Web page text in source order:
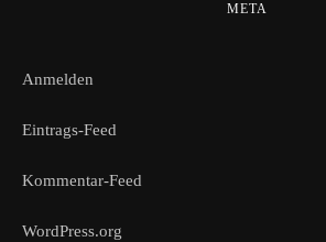
META
Anmelden
Eintrags-Feed
Kommentar-Feed
WordPress.org